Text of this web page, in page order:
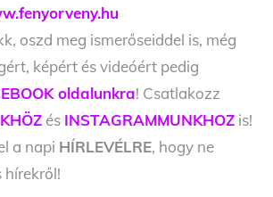
oszd meg ismerőseiddel is, még
képért és videóért pedig
oldalunkra! Csatlakozz
és INSTAGRAMMUNKHOZ is!
a napi HÍRLEVÉLRE, hogy ne
hírekről!